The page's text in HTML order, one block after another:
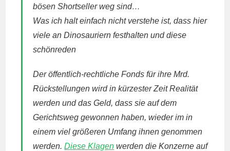
bösen Shortseller weg sind…
Was ich halt einfach nicht verstehe ist, dass hier
viele an Dinosauriern festhalten und diese
schönreden
Der öffentlich-rechtliche Fonds für ihre Mrd.
Rückstellungen wird in kürzester Zeit Realität
werden und das Geld, dass sie auf dem
Gerichtsweg gewonnen haben, wieder im in
einem viel größeren Umfang ihnen genommen
werden.Diese Klagen werden die Konzerne auf